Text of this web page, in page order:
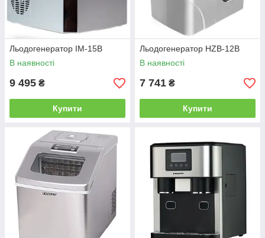
Льодогенератор IM-15B
В наявності
9 495 ₴
Купити
Льодогенератор HZB-12B
В наявності
7 741 ₴
Купити